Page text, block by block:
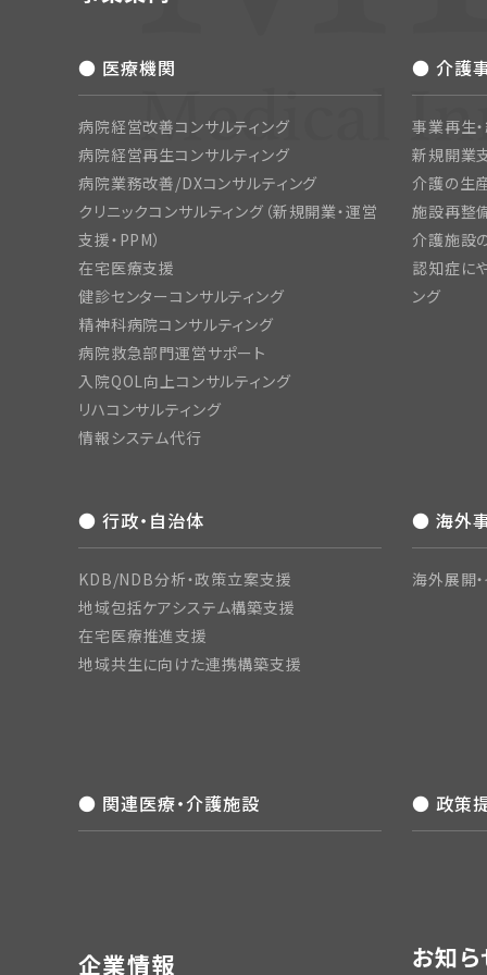
● 医療機関
病院経営改善コンサルティング
病院経営再生コンサルティング
病院業務改善/DXコンサルティング
クリニックコンサルティング（新規開業・運営
支援・PPM）
在宅医療支援
健診センターコンサルティング
精神科病院コンサルティング
病院救急部門運営サポート
入院QOL向上コンサルティング
リハコンサルティング
情報システム代行
● 介護
事業再生
新規開業
介護の生
施設再整
介護施設
認知症に
ング
● 行政・自治体
KDB/NDB分析・政策立案支援
地域包括ケアシステム構築支援
在宅医療推進支援
地域共生に向けた連携構築支援
● 海外
海外展開
● 関連医療・介護施設 ● 政策
企業情報 お知ら